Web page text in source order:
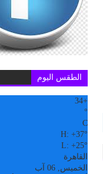
الطقس اليوم
+
34
°
C
H: +37°
L: +25°
القاهرة
الخميس, 06 آب